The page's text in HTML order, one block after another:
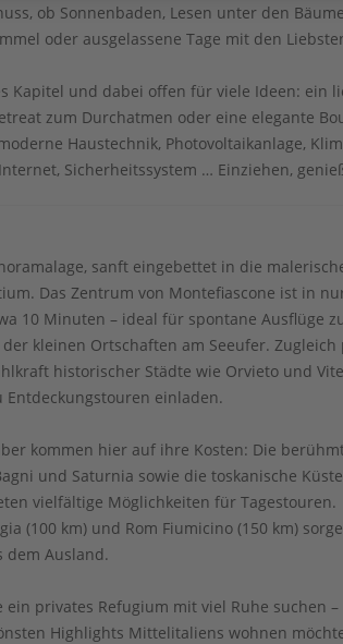
ob Sonnenbaden, Lesen unter den
oder ausgelassene Tage mit den
Kapitel und dabei offen für viele Ideen: ein
zum Durchatmen oder eine elegante
Haustechnik, Photovoltaikanlage,
Sicherheitssystem … Einziehen,
sanft eingebettet in die
Das Zentrum von Montefiascone ist in
10 Minuten – ideal für spontane Ausflüge
kleinen Ortschaften am Seeufer.
historischer Städte wie Orvieto und
einladen.
kommen hier auf ihre Kosten: Die
und Saturnia sowie die toskanische
vielfältige Möglichkeiten für Tagestouren.
(100 km) und Rom Fiumicino (150 km)
dem Ausland.
privates Refugium mit viel Ruhe suchen –
Highlights Mittelitaliens wohnen